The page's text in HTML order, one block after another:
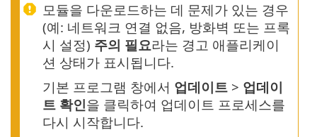
모듈을 다운로드하는 데 문제가 있는 경우
(예: 네트워크 연결 없음, 방화벽 또는 프록
시 설정) 주의 필요라는 경고 애플리케이
션 상태가 표시됩니다.
기본 프로그램 창에서 업데이트 > 업데이
트 확인을 클릭하여 업데이트 프로세스를
다시 시작합니다.